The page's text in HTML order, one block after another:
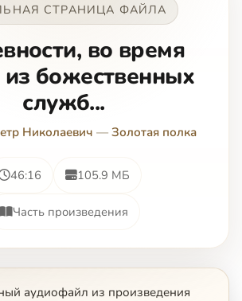
СТРАНИЦА ФАЙЛА
во время
божественных
служб...
Николаевич — Золотая полка
46:16 105.9 МБ
Часть произведения
аудиофайл из произведения